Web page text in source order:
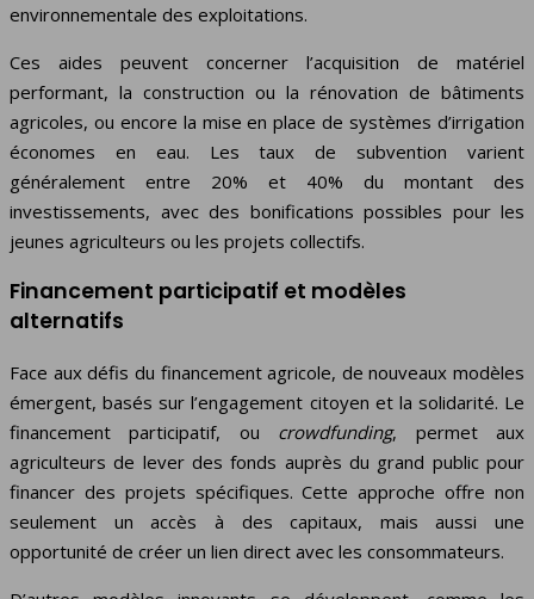
environnementale des exploitations.
Ces aides peuvent concerner l’acquisition de matériel
performant, la construction ou la rénovation de bâtiments
agricoles, ou encore la mise en place de systèmes d’irrigation
économes en eau. Les taux de subvention varient
généralement entre 20% et 40% du montant des
investissements, avec des bonifications possibles pour les
jeunes agriculteurs ou les projets collectifs.
Financement participatif et modèles
alternatifs
Face aux défis du financement agricole, de nouveaux modèles
émergent, basés sur l’engagement citoyen et la solidarité. Le
financement participatif, ou crowdfunding, permet aux
agriculteurs de lever des fonds auprès du grand public pour
financer des projets spécifiques. Cette approche offre non
seulement un accès à des capitaux, mais aussi une
opportunité de créer un lien direct avec les consommateurs.